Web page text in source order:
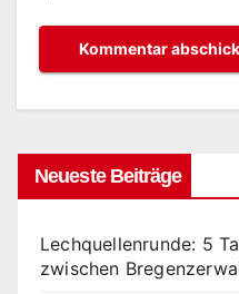
Neueste Beiträge
Lechquellenrunde: 5
zwischen